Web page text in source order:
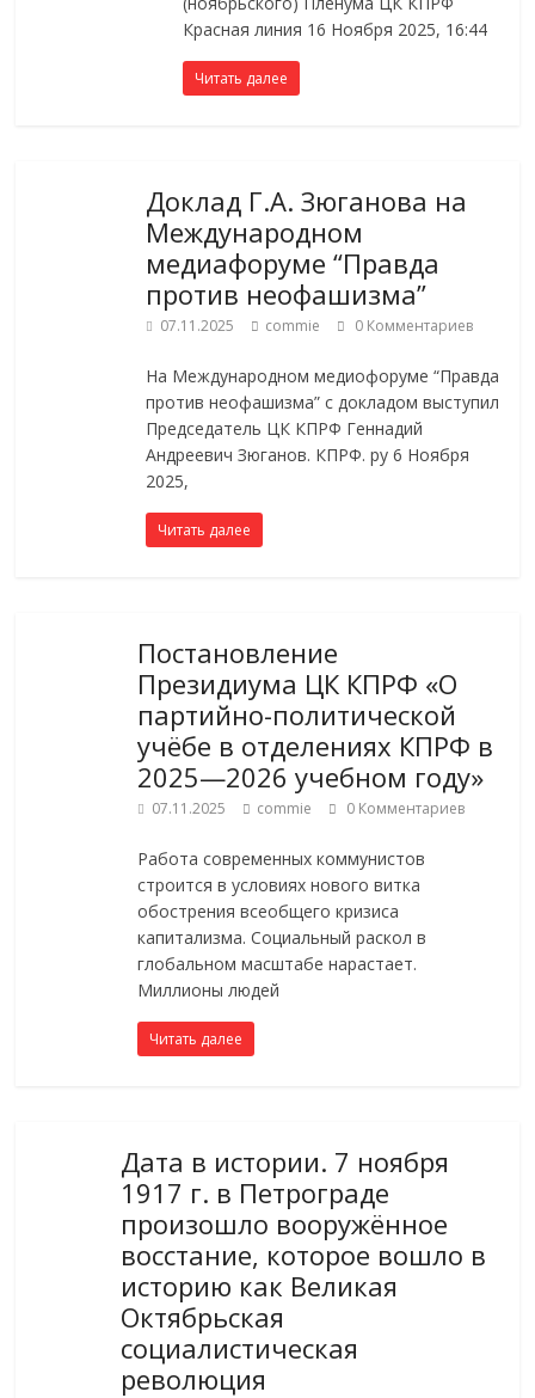
Красная линия 16 Ноября 2025, 16:44
Читать далее
Доклад Г.А. Зюганова на
Международном
медиафоруме “Правда
против неофашизма”
07.11.2025 commie 0 Комментариев
На Международном медиофоруме “Правда
против неофашизма” с докладом выступил
Председатель ЦК КПРФ Геннадий
Андреевич Зюганов. КПРФ. ру 6 Ноября
2025,
Читать далее
Постановление
Президиума ЦК КПРФ «О
партийно-политической
учёбе в отделениях КПРФ в
2025—2026 учебном году»
07.11.2025 commie 0 Комментариев
Работа современных коммунистов
строится в условиях нового витка
обострения всеобщего кризиса
капитализма. Социальный раскол в
глобальном масштабе нарастает.
Миллионы людей
Читать далее
Дата в истории. 7 ноября
1917 г. в Петрограде
произошло вооружённое
восстание, которое вошло в
историю как Великая
Октябрьская
социалистическая
революция